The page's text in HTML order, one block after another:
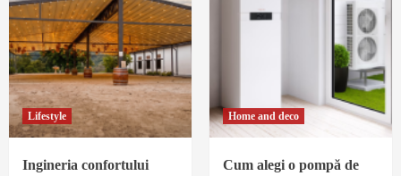
Lifestyle
Ingineria confortului
Home and deco
Cum alegi o pompă de